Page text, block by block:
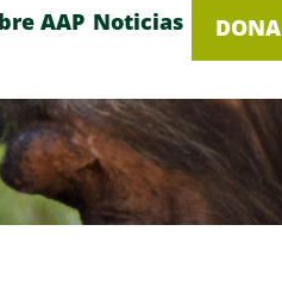
AAP Noticias DONA